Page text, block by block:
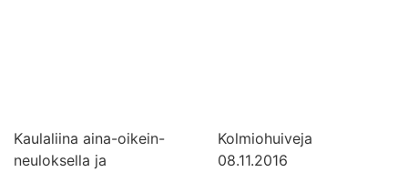
Kaulaliina aina-oikein-
neuloksella ja
Kolmiohuiveja
08.11.2016